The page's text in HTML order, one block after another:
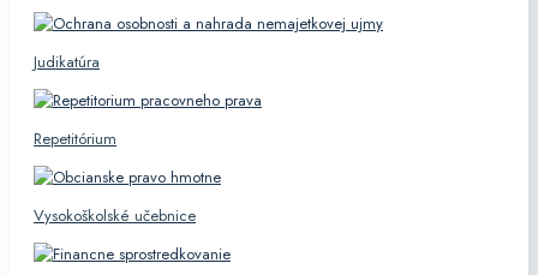
Judikatúra
Repetitórium
Vysokoškolské učebnice